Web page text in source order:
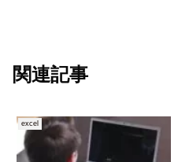
関連記事
excel